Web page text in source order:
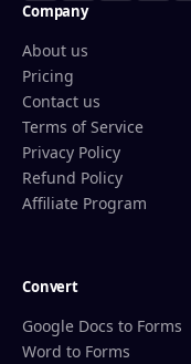
Company
About us
Pricing
Contact us
Terms of Service
Privacy Policy
Refund Policy
Affiliate Program
Convert
Google Docs to Forms
Word to Forms